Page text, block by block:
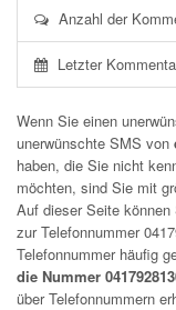
Anzahl der
Letzter
Wenn Sie einen
unerwünschte SMS von
haben, die Sie nicht
möchten, sind Sie mit
Auf dieser Seite
zur Telefonnummer
Telefonnummer häufig
die Nummer
über Telefonnummern